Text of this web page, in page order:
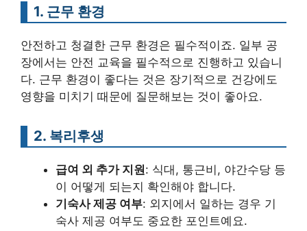
1. 근무 환경
안전하고 청결한 근무 환경은 필수적이죠. 일부 공
장에서는 안전 교육을 필수적으로 진행하고 있습니
다. 근무 환경이 좋다는 것은 장기적으로 건강에도
영향을 미치기 때문에 질문해보는 것이 좋아요.
2. 복리후생
급여 외 추가 지원: 식대, 통근비, 야간수당 등
이 어떻게 되는지 확인해야 합니다.
기숙사 제공 여부: 외지에서 일하는 경우 기
숙사 제공 여부도 중요한 포인트예요.